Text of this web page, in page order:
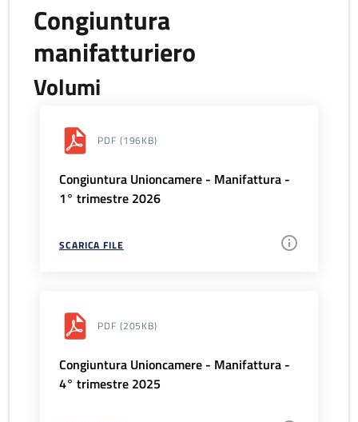
Congiuntura
manifatturiero
Volumi
PDF (196KB)
Congiuntura Unioncamere - Manifattura -
1° trimestre 2026
SCARICA FILE
PDF (205KB)
Congiuntura Unioncamere - Manifattura -
4° trimestre 2025